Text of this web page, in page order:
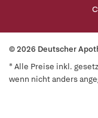
© 2026 Deutscher
* Alle Preise inkl.
wenn nicht anders